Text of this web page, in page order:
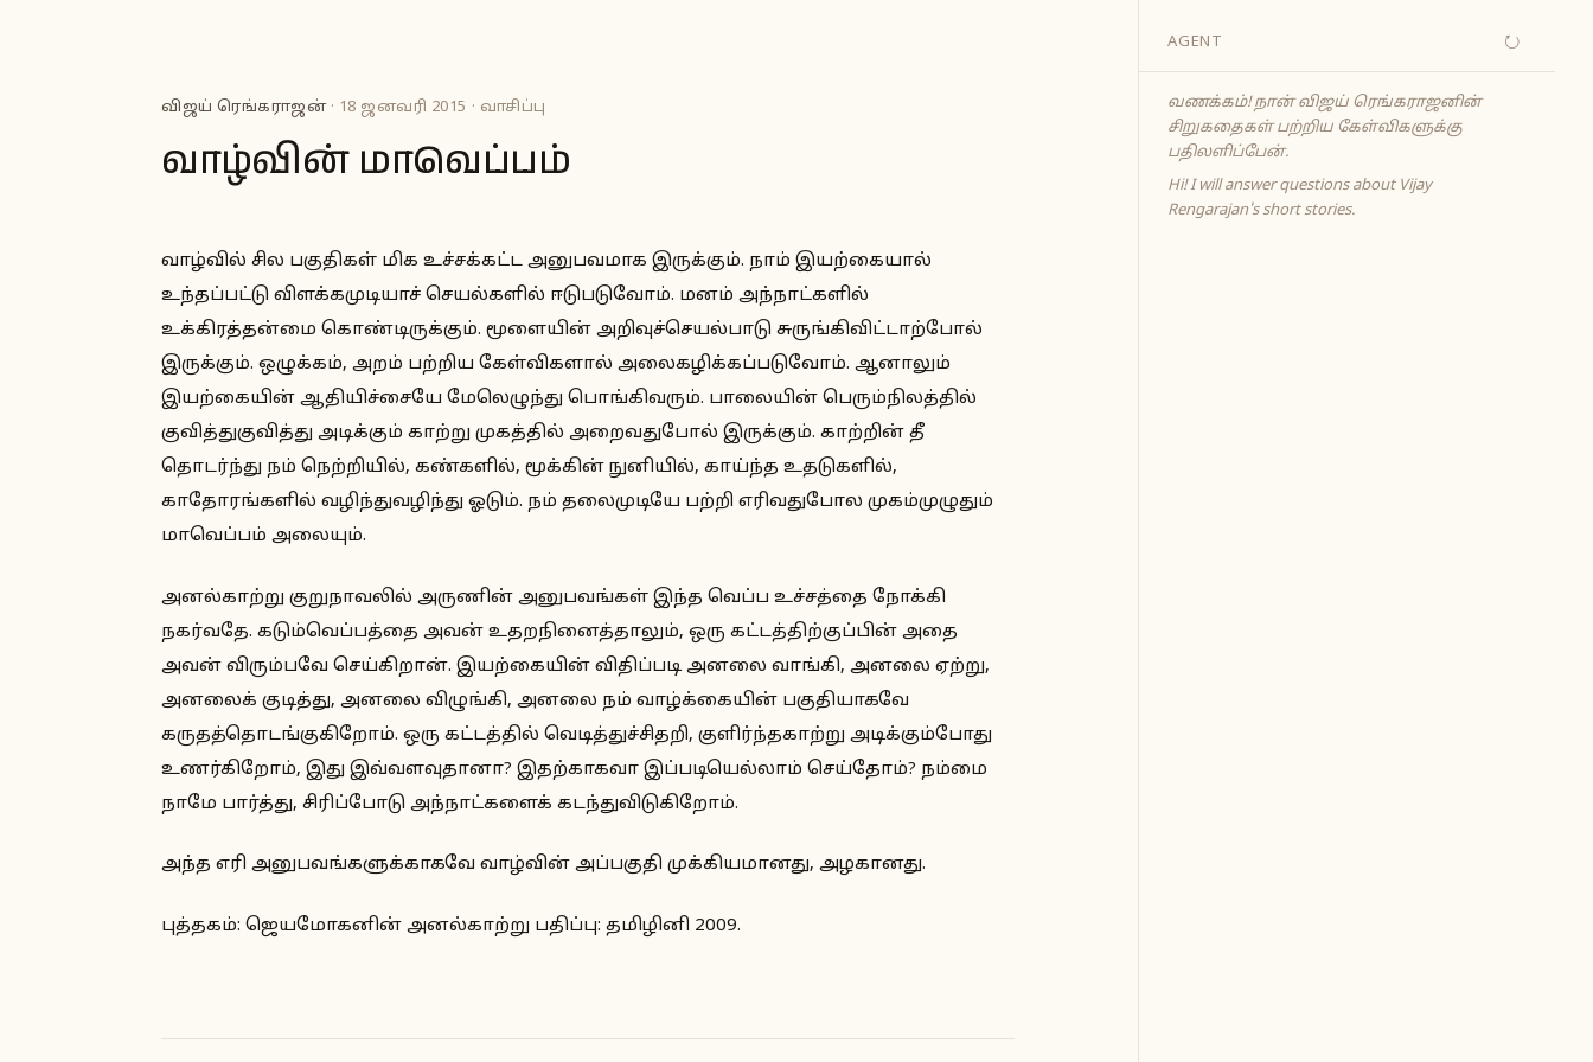
விஜய் ரெங்கராஜன்· 18 ஜனவரி 2015 · வாசிப்பு
வாழ்வின் மாவெப்பம்
வாழ்வில் சில பகுதிகள் மிக உச்சக்கட்ட அனுபவமாக இருக்கும். நாம் இயற்கையால்
உந்தப்பட்டு விளக்கமுடியாச் செயல்களில் ஈடுபடுவோம். மனம் அந்நாட்களில்
உக்கிரத்தன்மை கொண்டிருக்கும். மூளையின் அறிவுச்செயல்பாடு சுருங்கிவிட்டாற்போல்
இருக்கும். ஒழுக்கம், அறம் பற்றிய கேள்விகளால் அலைகழிக்கப்படுவோம். ஆனாலும்
இயற்கையின் ஆதியிச்சையே மேலெழுந்து பொங்கிவரும். பாலையின் பெரும்நிலத்தில்
குவித்துகுவித்து அடிக்கும் காற்று முகத்தில் அறைவதுபோல் இருக்கும். காற்றின் தீ
தொடர்ந்து நம் நெற்றியில், கண்களில், மூக்கின் நுனியில், காய்ந்த உதடுகளில்,
காதோரங்களில் வழிந்துவழிந்து ஓடும். நம் தலைமுடியே பற்றி எரிவதுபோல முகம்முழுதும்
மாவெப்பம் அலையும்.
அனல்காற்று குறுநாவலில் அருணின் அனுபவங்கள் இந்த வெப்ப உச்சத்தை நோக்கி
நகர்வதே. கடும்வெப்பத்தை அவன் உதறநினைத்தாலும், ஒரு கட்டத்திற்குப்பின் அதை
அவன் விரும்பவே செய்கிறான். இயற்கையின் விதிப்படி அனலை வாங்கி, அனலை ஏற்று,
அனலைக் குடித்து, அனலை விழுங்கி, அனலை நம் வாழ்க்கையின் பகுதியாகவே
கருதத்தொடங்குகிறோம். ஒரு கட்டத்தில் வெடித்துச்சிதறி, குளிர்ந்தகாற்று அடிக்கும்போது
உணர்கிறோம், இது இவ்வளவுதானா? இதற்காகவா இப்படியெல்லாம் செய்தோம்? நம்மை
நாமே பார்த்து, சிரிப்போடு அந்நாட்களைக் கடந்துவிடுகிறோம்.
அந்த எரி அனுபவங்களுக்காகவே வாழ்வின் அப்பகுதி முக்கியமானது, அழகானது.
புத்தகம்: ஜெயமோகனின் அனல்காற்று பதிப்பு: தமிழினி 2009.
AGENT ↻
வணக்கம்! நான் விஜய் ரெங்கராஜனின்
சிறுகதைகள் பற்றிய கேள்விகளுக்கு
பதிலளிப்பேன்.
Hi! I will answer questions about Vijay
Rengarajan's short stories.